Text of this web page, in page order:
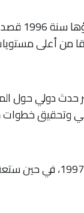
وتجدر الإشارة
من أعلى
حدث دولي حول
وتحقيق
وقد تم تنظيم أول دورة للمنتدى العالمي